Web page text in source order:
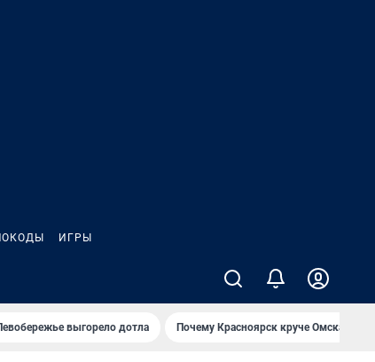
ИГРЫ
выгорело дотла Почему Красноярск круче Омска